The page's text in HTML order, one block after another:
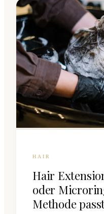
HAIR
Hair
oder
Methode